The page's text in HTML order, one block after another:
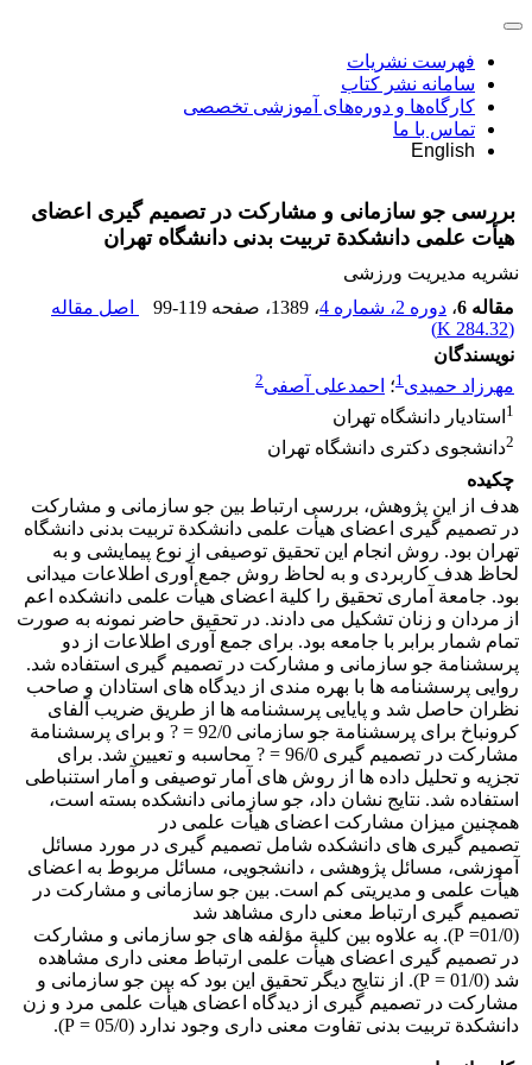
فهرست نشریات
سامانه نشر کتاب
کارگاه‌ها و دوره‌های آموزشی تخصصی
تماس با ما
English
بررسی جو سازمانی و مشارکت در تصمیم گیری اعضای
هیأت علمی دانشکدة تربیت بدنی دانشگاه تهران
نشریه مدیریت ورزشی
مقاله 6
، دوره 2، شماره 4 ، 1389 ، صفحه 99-119
اصل مقاله
(
284.32 K
)
نویسندگان
مهرزاد حمیدی1؛ احمدعلی آصفی2
1 استادیار دانشگاه تهران
2دانشجوی دکتری دانشگاه تهران
چکیده
هدف از این پژوهش، بررسی ارتباط بین جو سازمانی و مشارکت
در تصمیم گیری اعضای هیأت علمی دانشکدة تربیت بدنی دانشگاه
تهران بود. روش انجام این تحقیق توصیفی از نوع پیمایشی و به
لحاظ هدف کاربردی و به لحاظ روش جمع آوری اطلاعات میدانی
بود. جامعة آماری تحقیق را کلیة اعضای هیأت علمی دانشکده اعم
از مردان و زنان تشکیل می دادند. در تحقیق حاضر نمونه به صورت
تمام شمار برابر با جامعه بود. برای جمع آوری اطلاعات از دو
پرسشنامة جو سازمانی و مشارکت در تصمیم گیری استفاده شد.
روایی پرسشنامه ها با بهره مندی از دیدگاه های استادان و صاحب
نظران حاصل شد و پایایی پرسشنامه ها از طریق ضریب آلفای
کرونباخ برای پرسشنامة جو سازمانی 92/0 = ? و برای پرسشنامة
مشارکت در تصمیم گیری 96/0 = ? محاسبه و تعیین شد. برای
تجزیه و تحلیل داده ها از روش های آمار توصیفی و آمار استنباطی
استفاده شد. نتایج نشان داد، جو سازمانی دانشکده بسته است،
همچنین میزان مشارکت اعضای هیأت علمی در
تصمیم گیری های دانشکده شامل تصمیم گیری در مورد مسائل
آموزشی، مسائل پژوهشی ، دانشجویی، مسائل مربوط به اعضای
هیأت علمی و مدیریتی کم است. بین جو سازمانی و مشارکت در
تصمیم گیری ارتباط معنی داری مشاهد شد
(01/0= P). به علاوه بین کلیة مؤلفه های جو سازمانی و مشارکت
در تصمیم گیری اعضای هیأت علمی ارتباط معنی داری مشاهده
شد (01/0 = P). از نتایج دیگر تحقیق این بود که بین جو سازمانی و
مشارکت در تصمیم گیری از دیدگاه اعضای هیأت علمی مرد و زن
دانشکدة تربیت بدنی تفاوت معنی داری وجود ندارد (05/0 = P).